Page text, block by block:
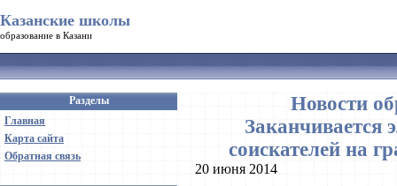
Казанские школы
образование в Казани
Разделы
Главная
Карта сайта
Обратная связь
Новости
Заканчивается
соискателей на
20 июня 2014